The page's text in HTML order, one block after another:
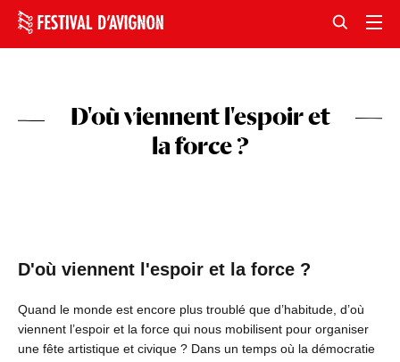
D'où viennent l'espoir et
la force ?
D'où viennent l'espoir et la force ?
Quand le monde est encore plus troublé que d’habitude, d’où
viennent l’espoir et la force qui nous mobilisent pour organiser
une fête artistique et civique ? Dans un temps où la démocratie